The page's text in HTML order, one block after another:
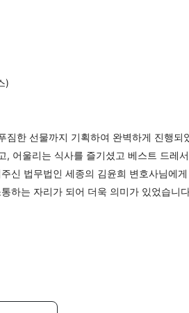
)
한 선물까지 기획하여 완벽하게 진행되
어울리는 식사를 즐기셨고 베스트 드레
신 법무법인 세종의 김윤희 변호사님에게
하는 자리가 되어 더욱 의미가 있었습니